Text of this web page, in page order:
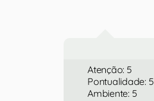
Atenção: 5
Pontualidade: 5
Ambiente: 5